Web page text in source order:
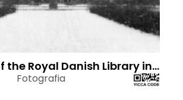
Garden of the Royal Danish Library in Light Snowfall
Fotografia